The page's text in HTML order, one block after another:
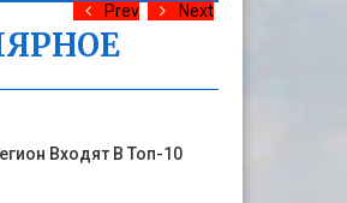
Prev Next
Входят В Топ-10